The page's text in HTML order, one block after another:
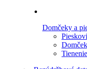
Domčeky a